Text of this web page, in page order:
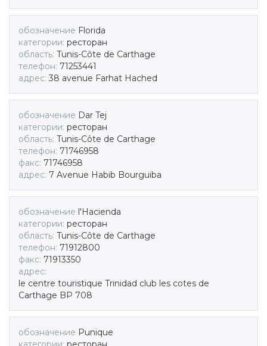
обозначение Florida
категории: ресторан
область: Tunis-Côte de Carthage
телефон: 71253441
адрес: 38 avenue Farhat Hached
обозначение Dar Tej
категории: ресторан
область: Tunis-Côte de Carthage
телефон: 71746958
факс: 71746958
адрес: 7 Avenue Habib Bourguiba
обозначение l'Hacienda
категории: ресторан
область: Tunis-Côte de Carthage
телефон: 71912800
факс: 71913350
адрес:
le centre touristique Trinidad club les cotes de
Carthage BP 708
обозначение Punique